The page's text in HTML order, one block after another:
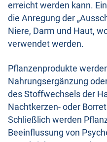
erreicht werden kann.
die Anregung der
Niere, Darm und Haut,
verwendet werden.
Pflanzenprodukte
Nahrungsergänzung
des Stoffwechsels der
Nachtkerzen- oder
Schließlich werden
Beeinflussung von